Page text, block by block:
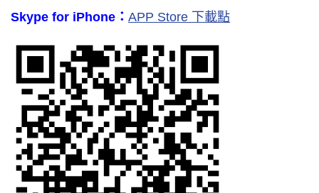
Skype for iPhone： APP Store 下載點